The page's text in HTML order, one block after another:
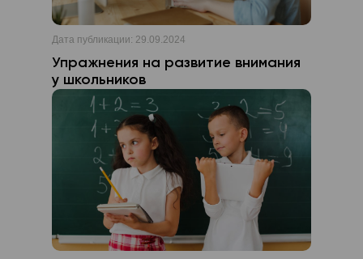
Дата публикации: 29.09.2024
Упражнения на развитие внимания
у школьников